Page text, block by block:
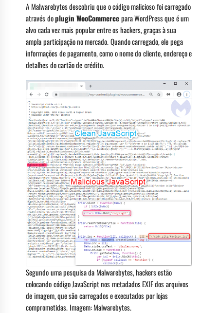
A Malwarebytes descobriu que o código malicioso foi carregado
através doplugin WooCommercepara WordPress que é um
alvo cada vez mais popular entre os hackers, graças à sua
ampla participação no mercado. Quando carregado, ele pega
informações de pagamento, como o nome do cliente, endereço e
detalhes do cartão de crédito.
Segundo uma pesquisa da Malwarebytes, hackers estão
colocando código JavaScript nos metadados EXIF dos arquivos
de imagem, que são carregados e executados por lojas
comprometidas. Imagem: Malwarebytes.